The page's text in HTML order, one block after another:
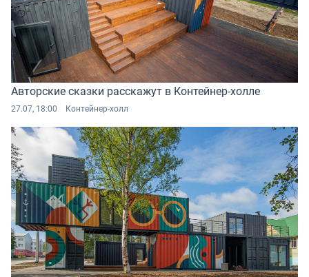
Авторские сказки расскажут в Контейнер-холле
27.07, 18:00 Контейнер-холл